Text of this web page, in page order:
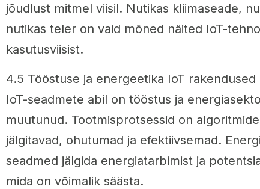
jõudlust mitmel viisil. Nutikas kliimaseade,
nutikas teler on vaid mõned näited IoT-
kasutusviisist.
4.5 Tööstuse ja energeetika IoT rakendused
IoT-seadmete abil on tööstus ja
muutunud. Tootmisprotsessid on
jälgitavad, ohutumad ja efektiivsemad.
seadmed jälgida energiatarbimist ja
mida on võimalik säästa.